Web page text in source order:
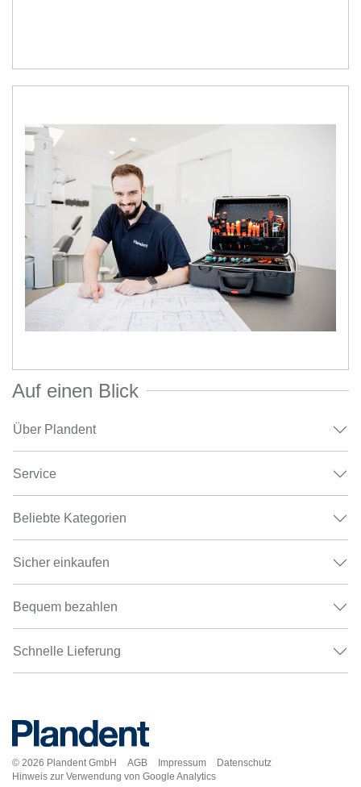
Auf einen Blick
Über Plandent
Service
Beliebte Kategorien
Sicher einkaufen
Bequem bezahlen
Schnelle Lieferung
© 2026 Plandent GmbH AGB Impressum
Datenschutz
Hinweis zur Verwendung von Google Analytics